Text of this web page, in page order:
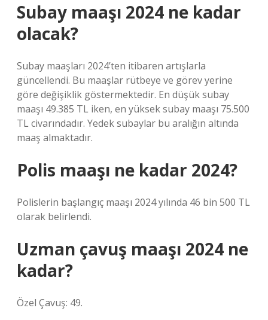
Subay maaşı 2024 ne kadar
olacak?
Subay maaşları 2024’ten itibaren artışlarla
güncellendi. Bu maaşlar rütbeye ve görev yerine
göre değişiklik göstermektedir. En düşük subay
maaşı 49.385 TL iken, en yüksek subay maaşı 75.500
TL civarındadır. Yedek subaylar bu aralığın altında
maaş almaktadır.
Polis maaşı ne kadar 2024?
Polislerin başlangıç ​​maaşı 2024 yılında 46 bin 500 TL
olarak belirlendi.
Uzman çavuş maaşı 2024 ne
kadar?
Özel Çavuş: 49.